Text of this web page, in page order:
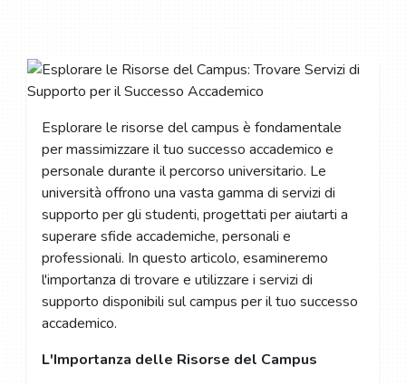
Esplorare le risorse del campus è fondamentale
per massimizzare il tuo successo accademico e
personale durante il percorso universitario. Le
università offrono una vasta gamma di servizi di
supporto per gli studenti, progettati per aiutarti a
superare sfide accademiche, personali e
professionali. In questo articolo, esamineremo
l'importanza di trovare e utilizzare i servizi di
supporto disponibili sul campus per il tuo successo
accademico.
L'Importanza delle Risorse del Campus